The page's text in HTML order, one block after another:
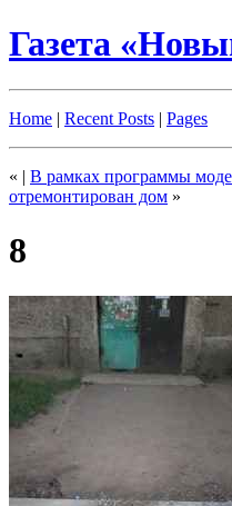
Газета
Home | Recent Posts | Pages
« | В рамках программы
отремонтирован дом »
8